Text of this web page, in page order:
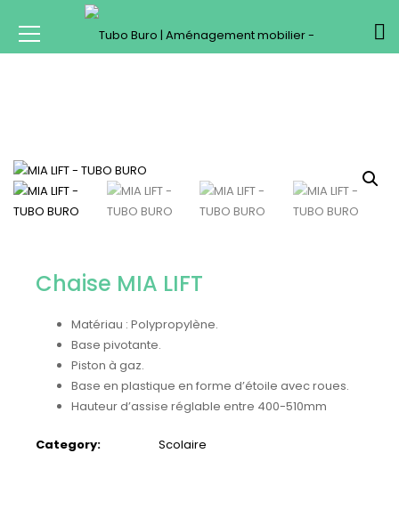
Chaise MIA LIFT
Matériau : Polypropylène.
Base pivotante.
Piston à gaz.
Base en plastique en forme d’étoile avec roues.
Hauteur d’assise réglable entre 400-510mm
Category: Scolaire